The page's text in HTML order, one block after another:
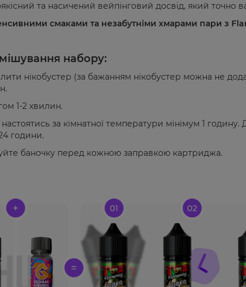
та насичений вейпінговий досвід, який точно
смаками та незабутніми хмарами пари з
набору:
нікобустер (за бажанням нікобустер можна не
1-2 хвилин.
за кімнатної температури мінімум 1 годину.
години.
баночку перед кожною заправкою картриджа.